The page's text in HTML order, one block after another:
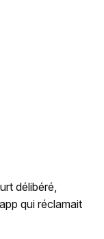
délibéré,
qui réclamait